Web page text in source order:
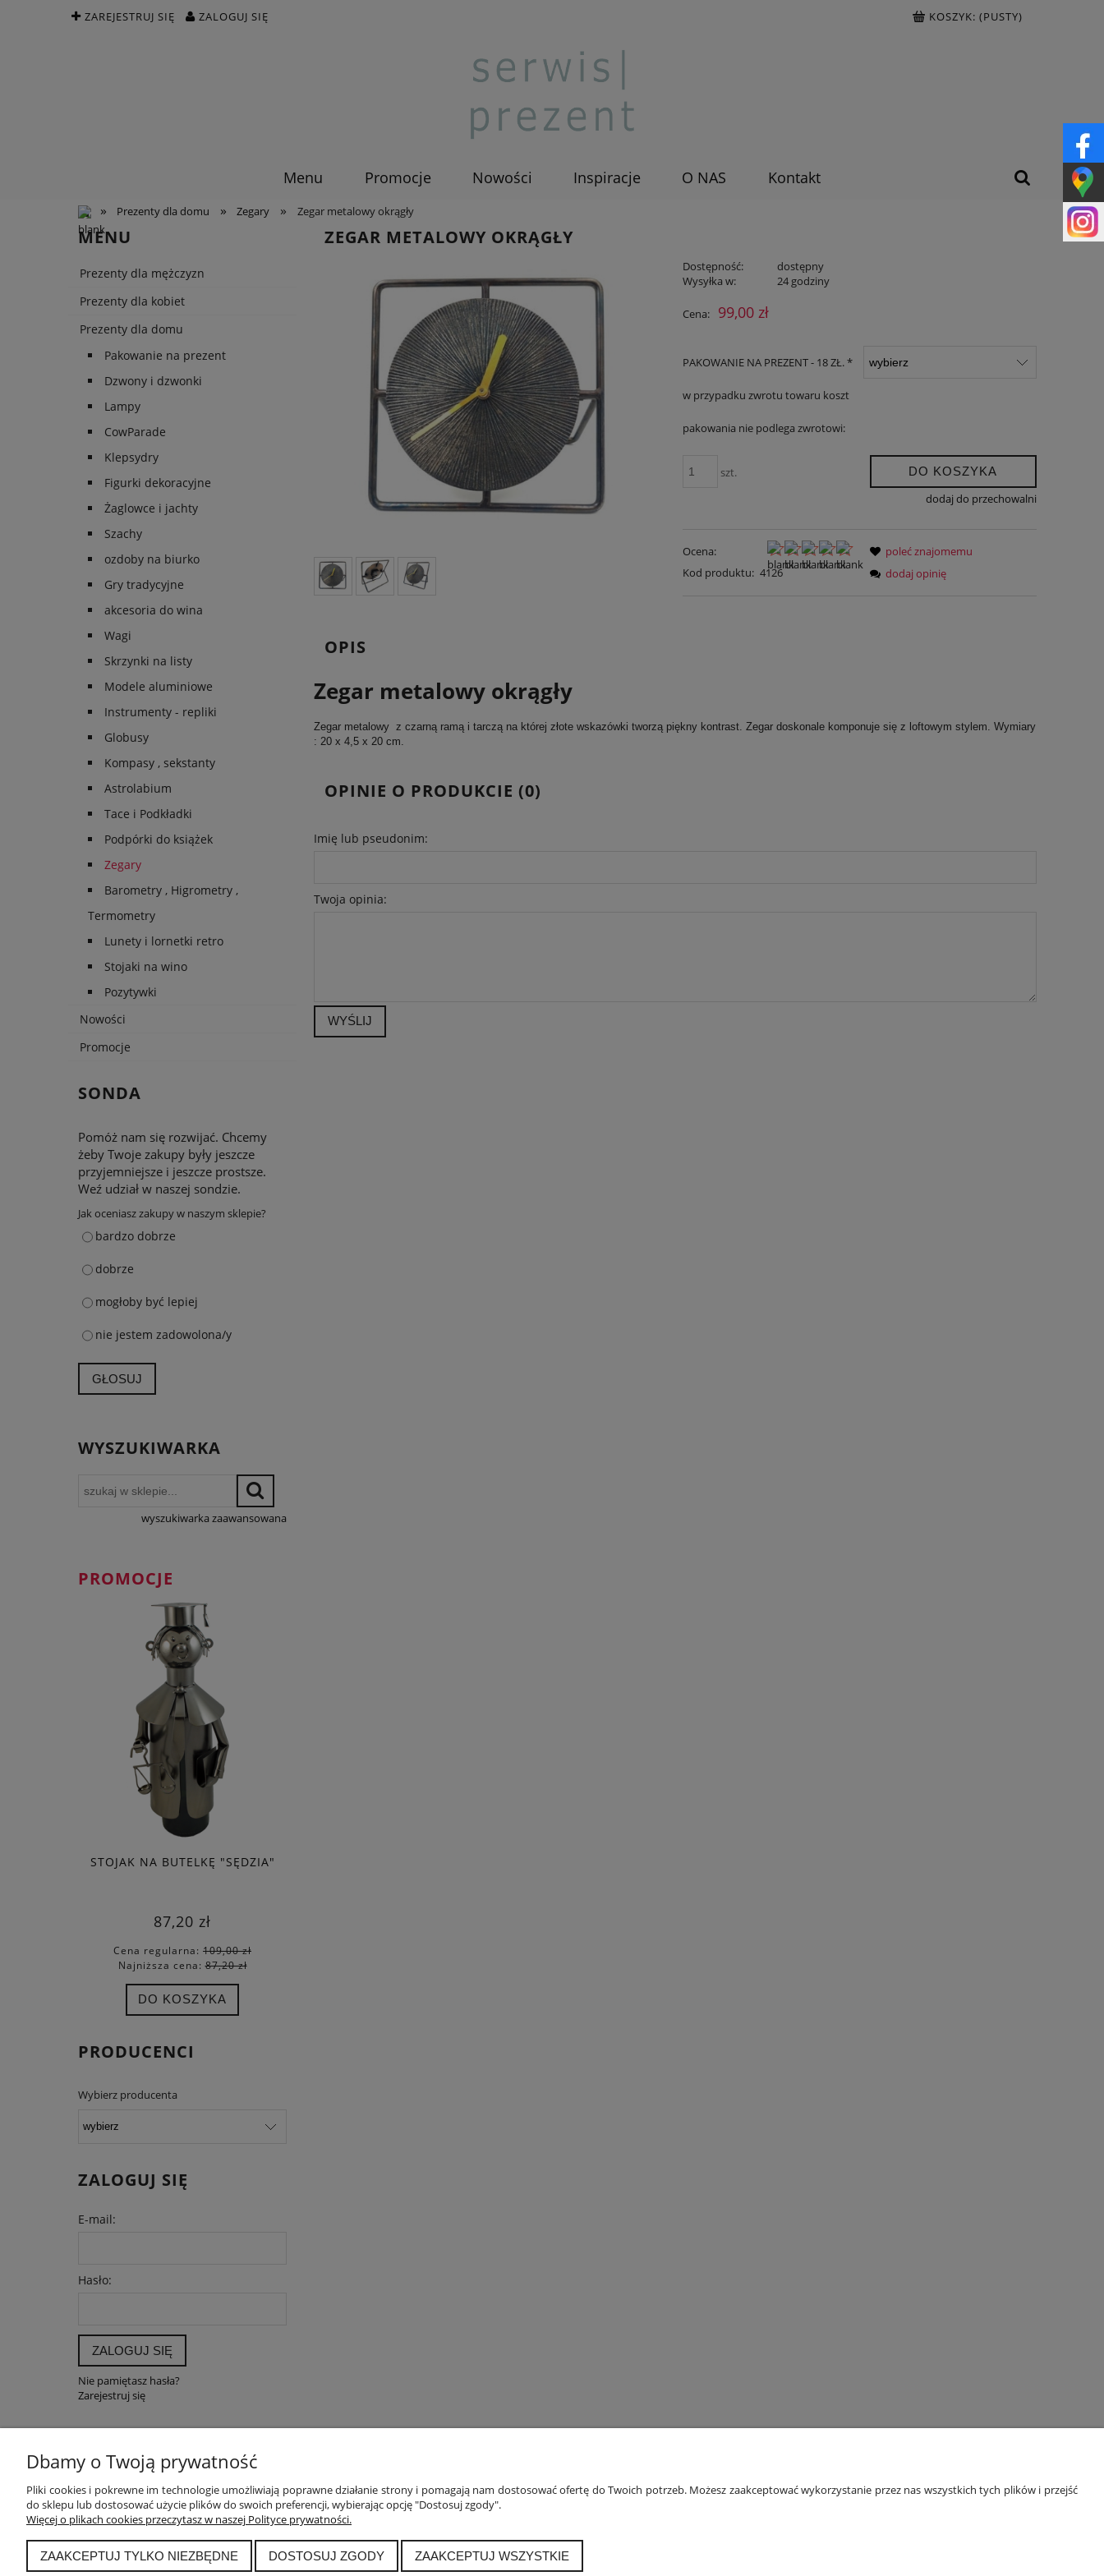
ZAREJESTRUJ SIĘ ZALOGUJ SIĘ KOSZYK: (PUSTY)
Menu Promocje Nowości Inspiracje O NAS Kontakt
» Prezenty dla domu » Zegary » Zegar metalowy okrągły
MENU
Prezenty dla mężczyzn
Prezenty dla kobiet
Prezenty dla domu
Pakowanie na prezent
Dzwony i dzwonki
Lampy
CowParade
Klepsydry
Figurki dekoracyjne
Żaglowce i jachty
Szachy
ozdoby na biurko
Gry tradycyjne
akcesoria do wina
Wagi
Skrzynki na listy
Modele aluminiowe
Instrumenty - repliki
Globusy
Kompasy , sekstanty
Astrolabium
Tace i Podkładki
Podpórki do książek
Zegary
Barometry , Higrometry ,
Termometry
Lunety i lornetki retro
Stojaki na wino
Pozytywki
Nowości
Promocje
SONDA
Pomóż nam się rozwijać. Chcemy
żeby Twoje zakupy były jeszcze
przyjemniejsze i jeszcze prostsze.
Weź udział w naszej sondzie.
Jak oceniasz zakupy w naszym sklepie?
bardzo dobrze
dobrze
mogłoby być lepiej
nie jestem zadowolona/y
GŁOSUJ
WYSZUKIWARKA
wyszukiwarka zaawansowana
PROMOCJE
STOJAK NA BUTELKĘ "SĘDZIA"
87,20 zł
Cena regularna: 109,00 zł
Najniższa cena:87,20 zł
DO KOSZYKA
PRODUCENCI
Wybierz producenta
ZALOGUJ SIĘ
E-mail:
Hasło:
ZALOGUJ SIĘ
Nie pamiętasz hasła?
Zarejestruj się
ZEGAR METALOWY OKRĄGŁY
Dostępność:
dostępny
Wysyłka w:
24 godziny
Cena: 99,00 zł
PAKOWANIE NA PREZENT - 18 ZŁ. *
w przypadku zwrotu towaru koszt
pakowania nie podlega zwrotowi:
szt. DO KOSZYKA
dodaj do przechowalni
Ocena:
Kod produktu: 4126
poleć znajomemu
dodaj opinię
OPIS
Zegar metalowy okrągły
Zegar metalowy z czarną ramą i tarczą na której złote wskazówki tworzą piękny kontrast. Zegar doskonale komponuje się z loftowym stylem. Wymiary
: 20 x 4,5 x 20 cm.
OPINIE O PRODUKCIE (0)
Imię lub pseudonim:
Twoja opinia:
WYŚLIJ
POMOC
Zwroty i reklamacje
Pytania i odpowiedzi
Regulamin
MOJE KONTO
Twoje zamówienia
Ustawienia konta
Przechowalnia
PŁATNOŚCI I DOSTAWA
Czas realizacji zamówienia
INFORMACJE O NAS
Dbamy o Twoją prywatność
Pliki cookies i pokrewne im technologie umożliwiają poprawne działanie strony i pomagają nam dostosować ofertę do Twoich potrzeb. Możesz zaakceptować wykorzystanie przez nas wszystkich tych plików i przejść
do sklepu lub dostosować użycie plików do swoich preferencji, wybierając opcję "Dostosuj zgody".
Więcej o plikach cookies przeczytasz w naszej Polityce prywatności.
ZAAKCEPTUJ TYLKO NIEZBĘDNE DOSTOSUJ ZGODY ZAAKCEPTUJ WSZYSTKIE